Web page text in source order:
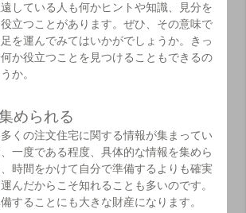
している人も何かヒントや知識、見分を
立つことがあります。ぜひ、その意味で
を運んでみてはいかがでしょうか。きっ
か役立つことを見つけることもできるの
か。
められる
くの注文住宅に関する情報が集まってい
一度である程度、具体的な情報を集めら
時間をかけて自分で準備するよりも確実
んだからこそ知れることも多いのです。
することにも大きな財産になります。